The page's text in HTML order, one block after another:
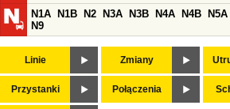
N1A
N1B N2 N3A N3B N4A N4B N5A
N9
Linie Zmiany
Przystanki Połączenia